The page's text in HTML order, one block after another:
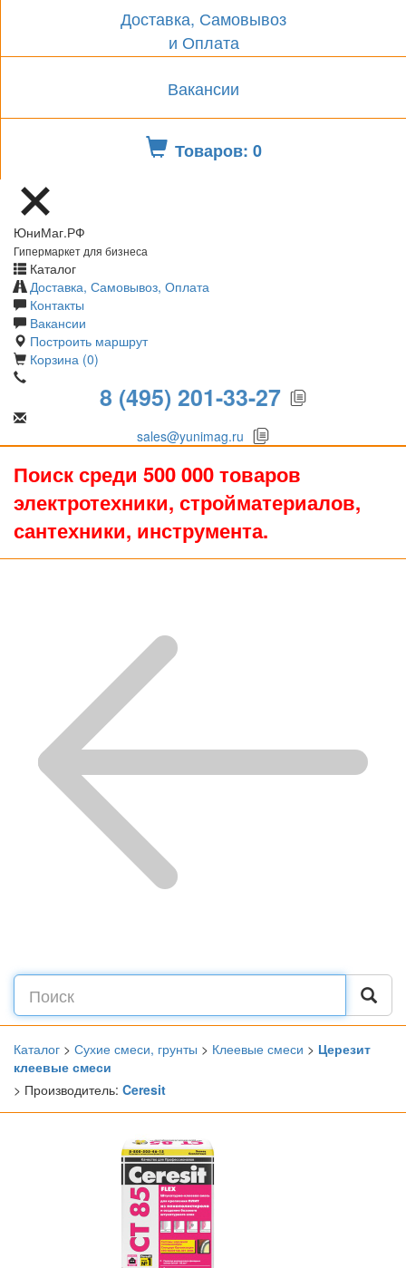
Доставка, Самовывоз
и Оплата
Вакансии
Товаров: 0
ЮниМаг.РФ
Гипермаркет для бизнеса
Каталог
Доставка, Самовывоз, Оплата
Контакты
Вакансии
Построить маршрут
Корзина (0)
8 (495) 201-33-27
sales@yunimag.ru
Поиск среди 500 000 товаров
электротехники, стройматериалов,
сантехники, инструмента.
Каталог > Сухие смеси, грунты > Клеевые смеси > Церезит
клеевые смеси
> Производитель: Ceresit